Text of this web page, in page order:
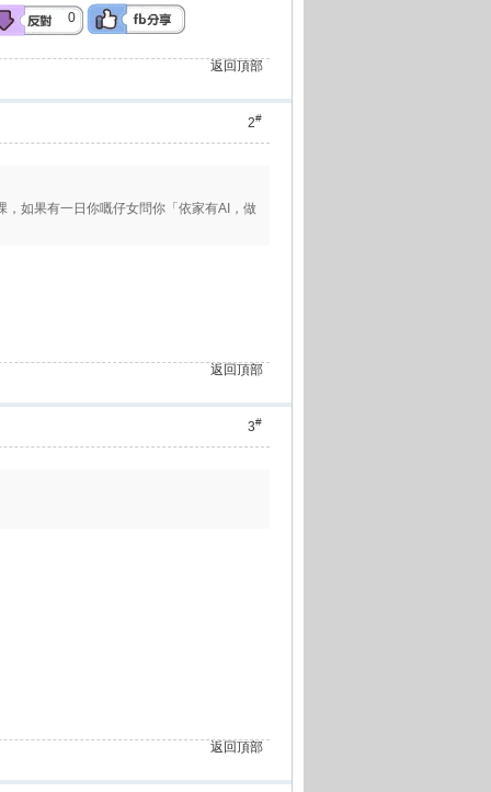
0
返回頂部
2#
如果有一日你嘅仔女問你「依家有AI，做
返回頂部
3#
返回頂部